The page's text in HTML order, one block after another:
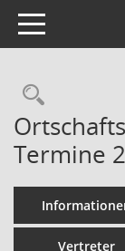
Toggle navigation
Termine
Vertreter